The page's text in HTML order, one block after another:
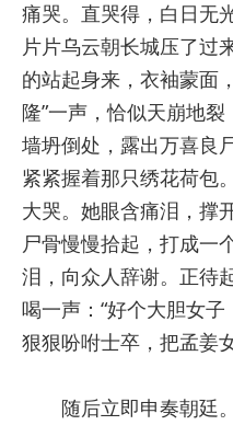
痛哭。直哭得，白日无
片片乌云朝长城压了过
的站起身来，衣袖蒙面
隆”一声，恰似天崩地
墙坍倒处，露出万喜良
紧紧握着那只绣花荷包
大哭。她眼含痛泪，撑
尸骨慢慢拾起，打成一
泪，向众人辞谢。正待
喝一声：“好个大胆女
狠狠吩咐士卒，把孟姜
随后立即申奏朝廷。